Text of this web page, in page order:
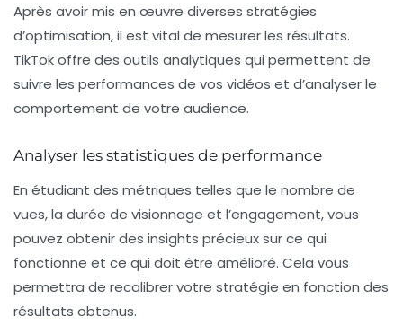
Après avoir mis en œuvre diverses stratégies
d’optimisation, il est vital de mesurer les résultats.
TikTok offre des outils analytiques qui permettent de
suivre les performances de vos vidéos et d’analyser le
comportement de votre audience.
Analyser les statistiques de performance
En étudiant des métriques telles que le nombre de
vues, la durée de visionnage et l’engagement, vous
pouvez obtenir des insights précieux sur ce qui
fonctionne et ce qui doit être amélioré. Cela vous
permettra de recalibrer votre stratégie en fonction des
résultats obtenus.